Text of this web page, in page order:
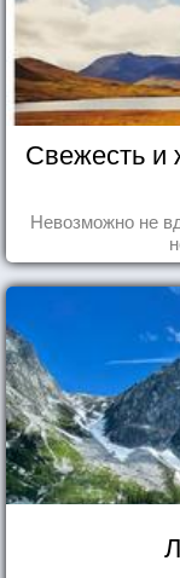
Свежесть и
Невозможно не